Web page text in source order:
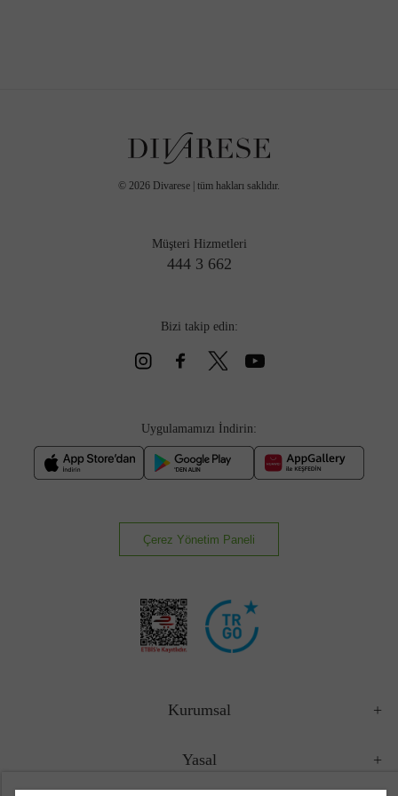
© 2026 Divarese | tüm hakları saklıdır.
Müşteri Hizmetleri
444 3 662
Bizi takip edin:
Uygulamamızı İndirin:
Çerez Yönetim Paneli
Kurumsal
Yasal